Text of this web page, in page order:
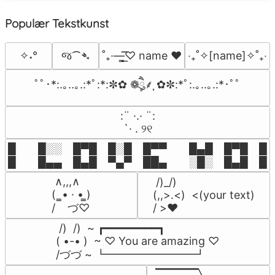
Populær Tekstkunst
✧˖° જ⁀➴ ˚₊·—̳͟͞͞♡ name ♥️ ‎‧₊˚✧[name]✧˚₊‧
ﾟﾟ･*:.｡..｡.:*ﾟ:*:✼✿ ❁ཻུ۪۪⸙͎ ✿✼:*ﾟ:.｡..｡.:*･ﾟﾟ
⠀:¨ ·.· ¨:⠀
⠀ `· . ୨୧⠀
█  █░░ █▀█ █░█ █▀▀  █▄█ █▀█
█  █▄▄ █▄█ ▀▄▀ ██▄  ░█░ █▄█
∧,,,∧
(  ̳• · • ̳)
/    づ♡
/)_/)
(,,>.<)  <(your text)
/ >❤️
/)  /)  ~ ┏━━━━━━━━┓
( •-• )  ~ ♡ You are amazing ♡
/づづ ~ ┗━━━━━━━━┛